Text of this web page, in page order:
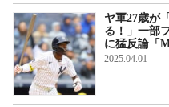
ヤ軍27歳が
る！」一部
に猛反論「
2025.04.01